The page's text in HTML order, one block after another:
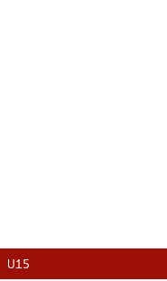
U15